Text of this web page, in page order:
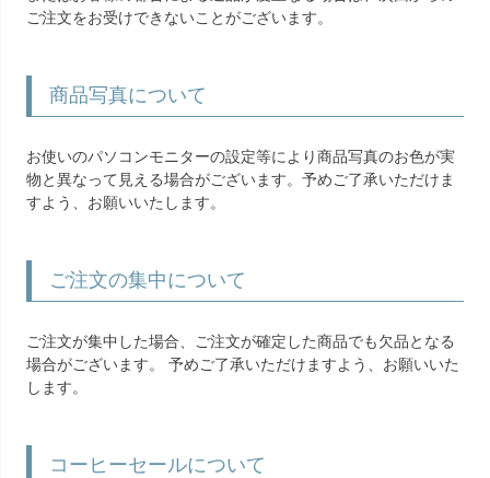
ご注文をお受けできないことがございます。
商品写真について
お使いのパソコンモニターの設定等により商品写真のお色が実
物と異なって見える場合がございます。予めご了承いただけま
すよう、お願いいたします。
ご注文の集中について
ご注文が集中した場合、ご注文が確定した商品でも欠品となる
場合がございます。 予めご了承いただけますよう、お願いいた
します。
コーヒーセールについて